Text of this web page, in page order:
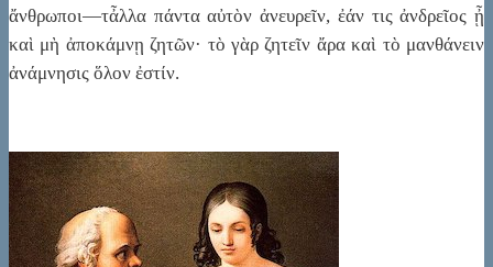
ἄνθρωποι—τἆλλα πάντα αὐτὸν ἀνευρεῖν, ἐάν τις ἀνδρεῖος ᾖ‎
καὶ μὴ ἀποκάμνῃ ζητῶν· τὸ γὰρ ζητεῖν ἄρα καὶ τὸ μανθάνειν‎
ἀνάμνησις ὅλον ἐστίν.